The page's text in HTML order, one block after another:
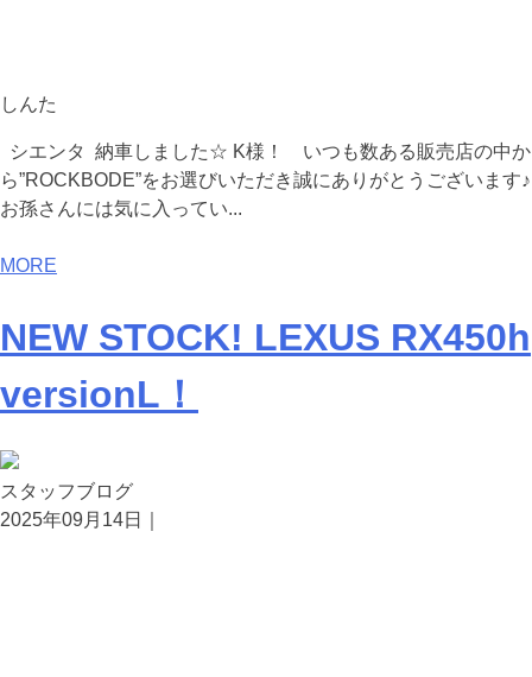
しんた
シエンタ 納車しました☆ K様！ いつも数ある販売店の中か
ら”ROCKBODE”をお選びいただき誠にありがとうございます♪
お孫さんには気に入ってい...
MORE
NEW STOCK! LEXUS RX450h
versionL！
スタッフブログ
2025年09月14日｜